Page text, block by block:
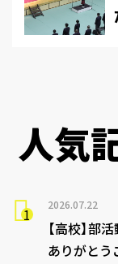
人気
2026.07.22
【高校】部
ありがとう